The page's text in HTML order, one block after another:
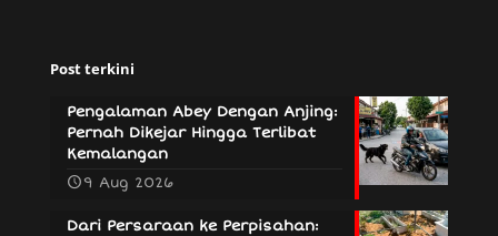
Post terkini
Pengalaman Abey Dengan Anjing:
Pernah Dikejar Hingga Terlibat
Kemalangan
9 Aug 2026
Dari Persaraan ke Perpisahan: